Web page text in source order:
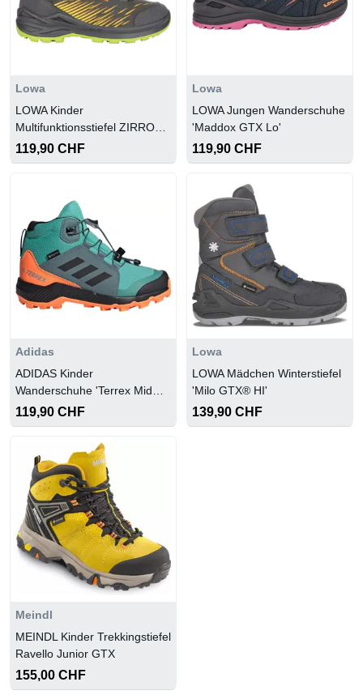
Lowa
LOWA Kinder
Multifunktionsstiefel ZIRROX
GTX MID JUNIOR
119,90 CHF
Lowa
LOWA Jungen Wanderschuhe
'Maddox GTX Lo'
119,90 CHF
Adidas
ADIDAS Kinder
Wanderschuhe 'Terrex Mid
GTX'
119,90 CHF
Lowa
LOWA Mädchen Winterstiefel
'Milo GTX® HI'
139,90 CHF
Meindl
MEINDL Kinder Trekkingstiefel
Ravello Junior GTX
155,00 CHF